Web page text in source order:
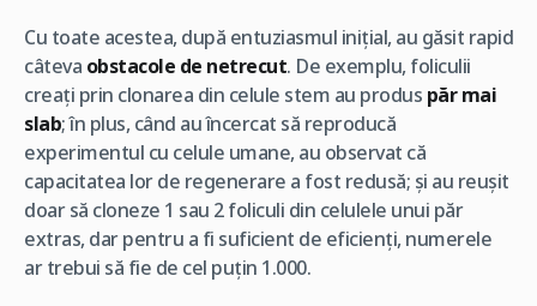
Cu toate acestea, după entuziasmul inițial, au găsit rapid
câteva obstacole de netrecut. De exemplu, foliculii
creați prin clonarea din celule stem au produs păr mai
slab; în plus, când au încercat să reproducă
experimentul cu celule umane, au observat că
capacitatea lor de regenerare a fost redusă; și au reușit
doar să cloneze 1 sau 2 foliculi din celulele unui păr
extras, dar pentru a fi suficient de eficienți, numerele
ar trebui să fie de cel puțin 1.000.